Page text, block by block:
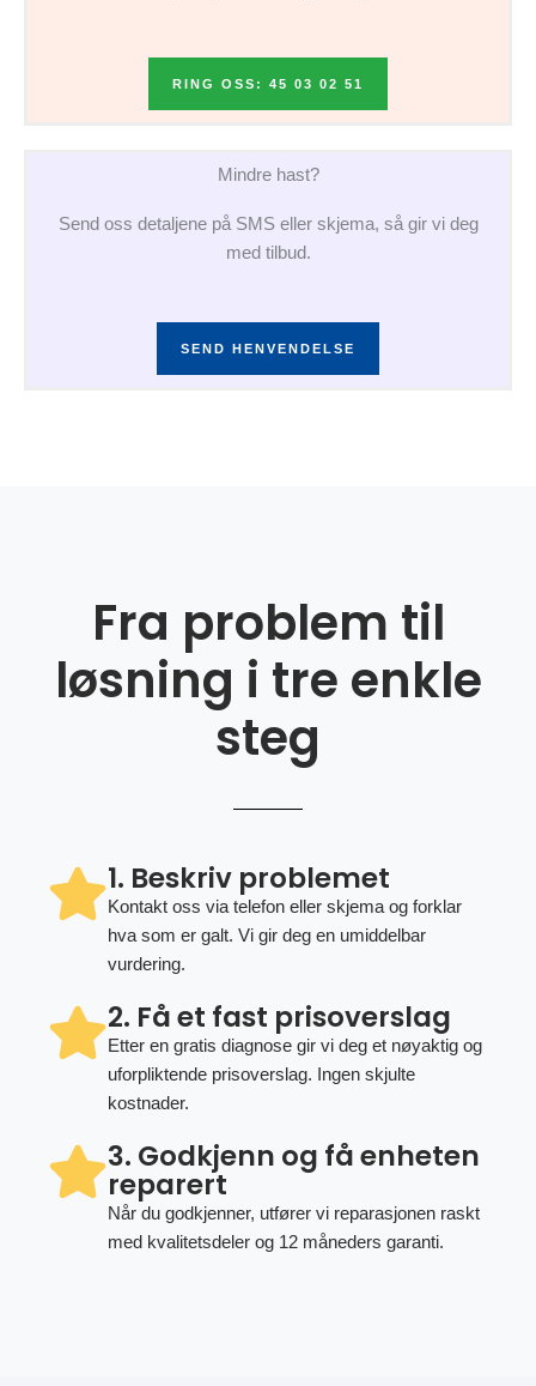
RING OSS: 45 03 02 51
Mindre hast?
Send oss detaljene på SMS eller skjema, så gir vi deg
med tilbud.
SEND HENVENDELSE
Fra problem til
løsning i tre enkle
steg
1. Beskriv problemet
Kontakt oss via telefon eller skjema og forklar
hva som er galt. Vi gir deg en umiddelbar
vurdering.
2. Få et fast prisoverslag
Etter en gratis diagnose gir vi deg et nøyaktig og
uforpliktende prisoverslag. Ingen skjulte
kostnader.
3. Godkjenn og få enheten
reparert
Når du godkjenner, utfører vi reparasjonen raskt
med kvalitetsdeler og 12 måneders garanti.